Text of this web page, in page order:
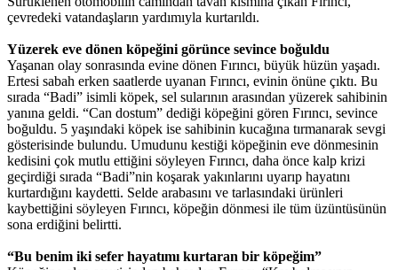
çevredeki vatandaşların yardımıyla kurtarıldı.
Yüzerek eve dönen köpeğini görünce sevince boğuldu
Yaşanan olay sonrasında evine dönen Fırıncı, büyük hüzün yaşadı.
Ertesi sabah erken saatlerde uyanan Fırıncı, evinin önüne çıktı. Bu
sırada “Badi” isimli köpek, sel sularının arasından yüzerek sahibinin
yanına geldi. “Can dostum” dediği köpeğini gören Fırıncı, sevince
boğuldu. 5 yaşındaki köpek ise sahibinin kucağına tırmanarak sevgi
gösterisinde bulundu. Umudunu kestiği köpeğinin eve dönmesinin
kedisini çok mutlu ettiğini söyleyen Fırıncı, daha önce kalp krizi
geçirdiği sırada “Badi”nin koşarak yakınlarını uyarıp hayatını
kurtardığını kaydetti. Selde arabasını ve tarlasındaki ürünleri
kaybettiğini söyleyen Fırıncı, köpeğin dönmesi ile tüm üzüntüsünün
sona erdiğini belirtti.
“Bu benim iki sefer hayatımı kurtaran bir köpeğim”